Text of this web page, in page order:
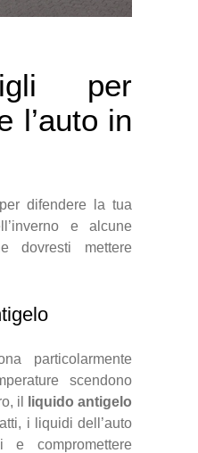
per
l’auto in
difendere la tua
e alcune
dovresti mettere
particolarmente
scendono
il
liquido antigelo
i liquidi dell’auto
e compromettere